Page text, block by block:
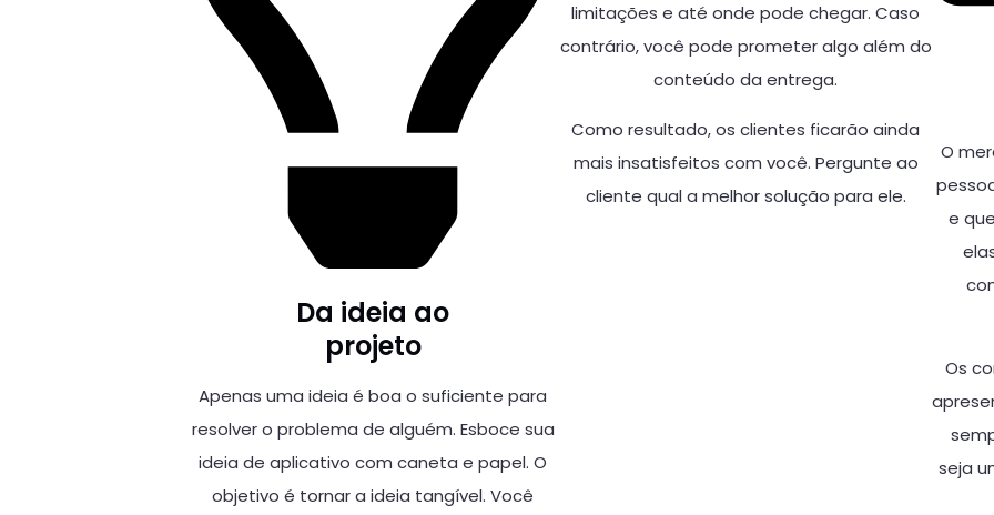
Da ideia ao
projeto
Apenas uma ideia é boa o suficiente para
resolver o problema de alguém. Esboce sua
ideia de aplicativo com caneta e papel. O
objetivo é tornar a ideia tangível. Você
limitações e até onde pode chegar. Caso
contrário, você pode prometer algo além do
conteúdo da entrega.
Como resultado, os clientes ficarão ainda
mais insatisfeitos com você. Pergunte ao
cliente qual a melhor solução para ele.
O
e
Os
seja